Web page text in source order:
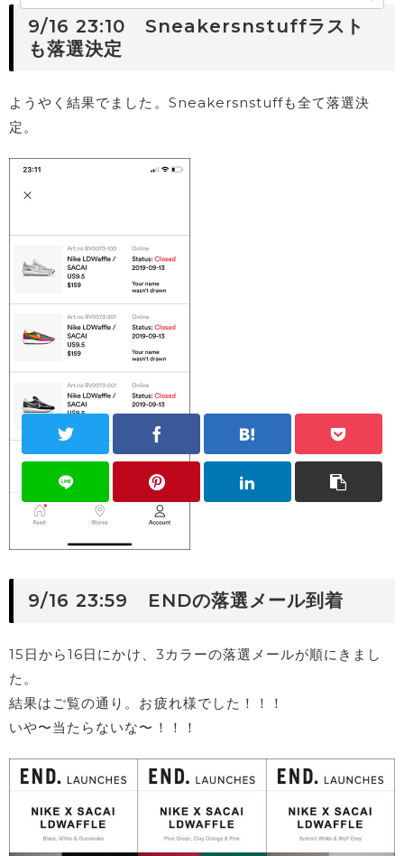
9/16 23:10 Sneakersnstuffラスト
も落選決定
ようやく結果でました。Sneakersnstuffも全て落選決
定。
9/16 23:59 ENDの落選メール到着
15日から16日にかけ、3カラーの落選メールが順にきまし
た。
結果はご覧の通り。お疲れ様でした！！！
いや〜当たらないな〜！！！